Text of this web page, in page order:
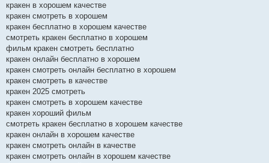
кракен в хорошем качестве
кракен смотреть в хорошем
кракен бесплатно в хорошем качестве
смотреть кракен бесплатно в хорошем
фильм кракен смотреть бесплатно
кракен онлайн бесплатно в хорошем
кракен смотреть онлайн бесплатно в хорошем
кракен смотреть в качестве
кракен 2025 смотреть
кракен смотреть в хорошем качестве
кракен хороший фильм
смотреть кракен бесплатно в хорошем качестве
кракен онлайн в хорошем качестве
кракен смотреть онлайн в качестве
кракен смотреть онлайн в хорошем качестве